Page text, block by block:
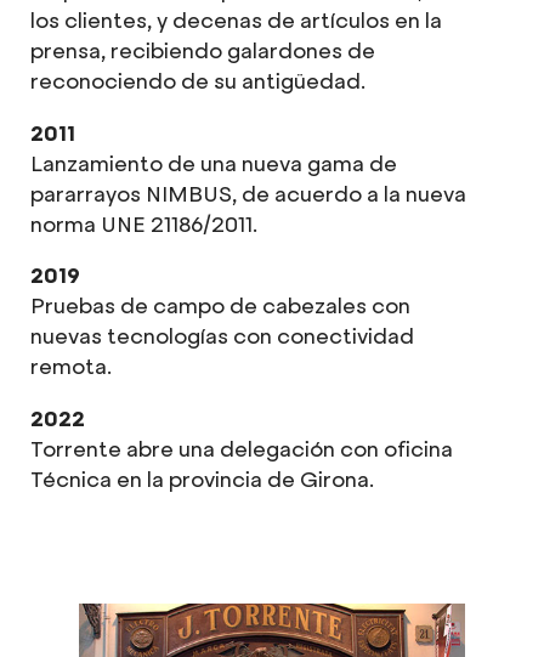
los clientes, y decenas de artículos en la
prensa, recibiendo galardones de
reconociendo de su antigüedad.
2011
Lanzamiento de una nueva gama de
pararrayos NIMBUS, de acuerdo a la nueva
norma UNE 21186/2011.
2019
Pruebas de campo de cabezales con
nuevas tecnologías con conectividad
remota.
2022
Torrente abre una delegación con oficina
Técnica en la provincia de Girona.